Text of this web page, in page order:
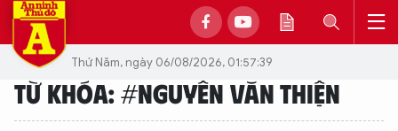
Thứ Năm, ngày 06/08/2026, 01:57:39
TỪ KHÓA: #NGUYỄN VĂN THIỆN